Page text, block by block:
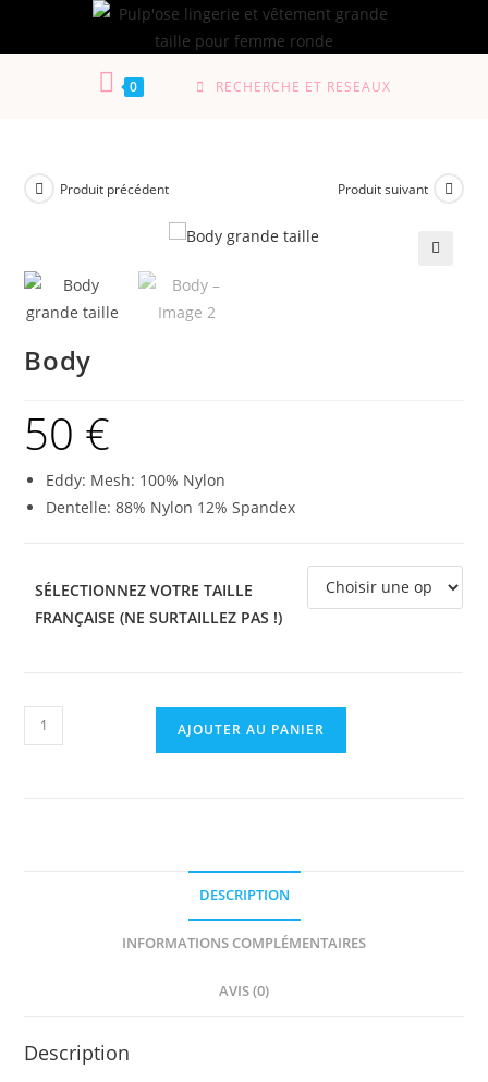
0 RECHERCHE ET RESEAUX
Produit précédent Produit suivant
Body
50 €
Eddy: Mesh: 100% Nylon
Dentelle: 88% Nylon 12% Spandex
SÉLECTIONNEZ VOTRE TAILLE
FRANÇAISE (NE SURTAILLEZ PAS !)
AJOUTER AU PANIER
DESCRIPTION
INFORMATIONS COMPLÉMENTAIRES
AVIS (0)
Description